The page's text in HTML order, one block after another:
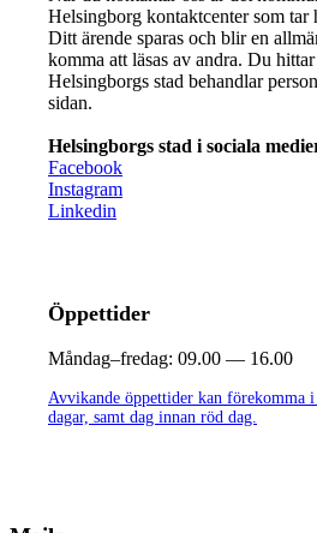
Helsingborg kontaktcenter som tar
Ditt ärende sparas och blir en
komma att läsas av andra. Du
Helsingborgs stad behandlar
sidan.
Helsingborgs stad i sociala
Facebook
Instagram
Linkedin
Öppettider
Måndag–fredag: 09.00 — 16.00
Avvikande öppettider kan förekomma i
dagar, samt dag innan röd dag.